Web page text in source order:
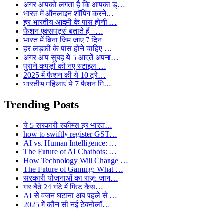
अगर आपको लगता है कि आपका ड्…
भारत में ऑनलाइन शॉपिंग करने…
हर भारतीय आदमी के पास होनी …
फैशन एक्सपर्ट्स बताते हैं –…
भारत में बिना जिम जाए 7 दिन…
हर लड़की के पास होने चाहिए …
अगर आप सुबह ये 5 आदतें अपना…
पुराने कपड़ों को नए स्टाइल …
2025 में फैशन की ये 10 ट्रे…
भारतीय महिलाएं ये 7 फैशन मि…
Trending Posts
ये 5 सरकारी स्कीम्स हर भारत…
how to swiftly register GST…
AI vs. Human Intelligence: …
The Future of AI Chatbots: …
How Technology Will Change …
The Future of Gaming: What …
सरकारी योजनाओं का राज़: जान…
घर बैठे 24 घंटे में फिट कैस…
AI से वजन घटाना अब पहले से …
2025 में कौन सी नई टेक्नोलॉ…